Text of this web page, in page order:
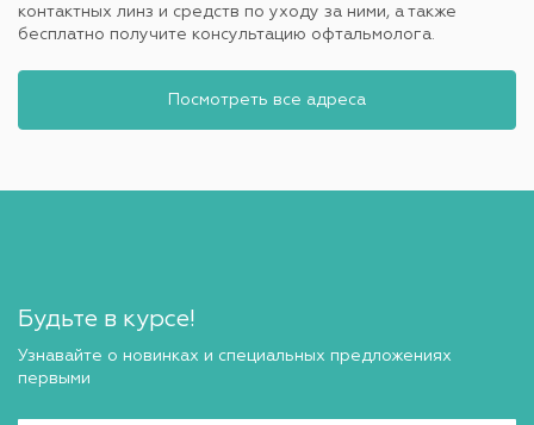
контактных линз и средств по уходу за ними, а также
бесплатно получите консультацию офтальмолога.
Посмотреть все адреса
Будьте в курсе!
Узнавайте о новинках и специальных предложениях
первыми